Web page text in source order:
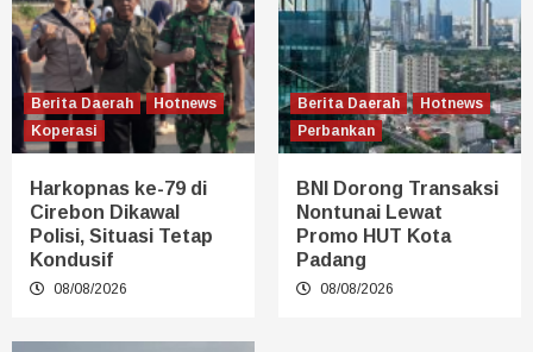
Berita Daerah
Hotnews
Koperasi
Harkopnas ke-79 di
Cirebon Dikawal
Polisi, Situasi Tetap
Kondusif
08/08/2026
Berita Daerah
Hotnews
Perbankan
BNI Dorong Transaksi
Nontunai Lewat
Promo HUT Kota
Padang
08/08/2026